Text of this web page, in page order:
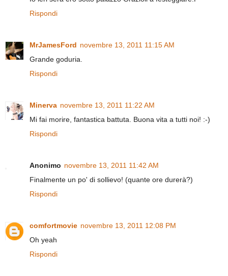
Rispondi
MrJamesFord novembre 13, 2011 11:15 AM
Grande goduria.
Rispondi
Minerva novembre 13, 2011 11:22 AM
Mi fai morire, fantastica battuta. Buona vita a tutti noi! :-)
Rispondi
Anonimo novembre 13, 2011 11:42 AM
Finalmente un po' di sollievo! (quante ore durerà?)
Rispondi
comfortmovie novembre 13, 2011 12:08 PM
Oh yeah
Rispondi